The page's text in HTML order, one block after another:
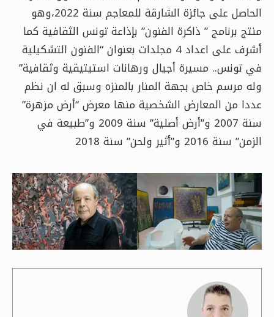
الحاصل على جائزة الشارقة للمعاجم سنة 2022،وهو
منتج برنامج ” ذاكرة الفنون” بإذاعة تونس الثقافية كما
أشرف على اعداد 4 مجلدات بعنوان “الفنون التشكيلية
في تونس.. مسيرة أجيال ورهانات استيتيقية وثقافية”
وله مرسم خاص بجهة المنار بالمنزه وسبق له ان نظم
عددا من المعارض الشخصية منها معرض “أرض مزهرة”
سنة 2007 و”أرض أصلية” سنة 2009 و”طبيعة في
الزمن” سنة 2016 و”أثير ولحن” سنة 2018